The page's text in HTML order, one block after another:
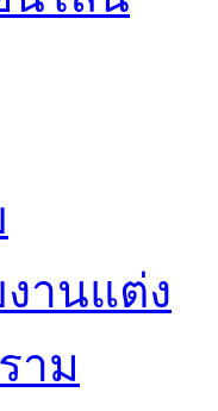
านแต่ง
าม